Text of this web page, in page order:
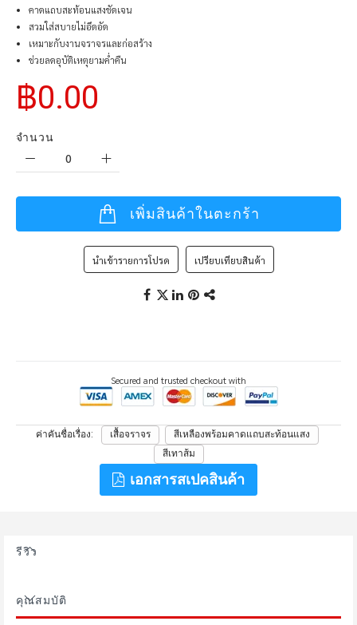
คาดแถบสะท้อนแสงชัดเจน
สวมใส่สบายไม่อึดอัด
เหมาะกับงานจราจรและก่อสร้าง
ช่วยลดอุบัติเหตุยามค่ำคืน
฿0.00
จำนวน
เพิ่มสินค้าในตะกร้า
นำเข้ารายการโปรด เปรียบเทียบสินค้า
Secured and trusted checkout with
ค่าคันชื่อเรื่อง เสื้อจราจร
สีเหลืองพร้อมคาดแถบสะท้อนแสง
สีเทาส้ม
เอกสารสเปคสินค้า
รีวิว
คุณสมบัติ